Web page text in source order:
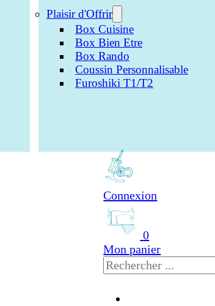
Plaisir d'Offrir
Box Cuisine
Box Bien Etre
Box Rando
Coussin Personnalisable
Furoshiki T1/T2
Connexion
0
Mon panier
Rechercher